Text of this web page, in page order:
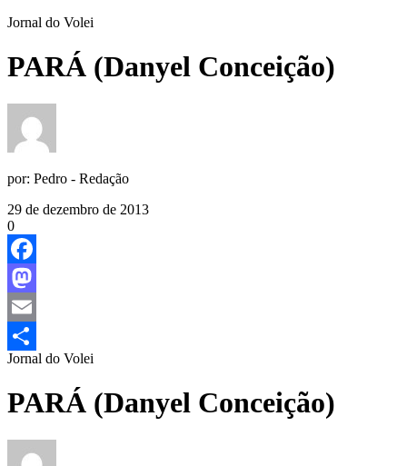
Jornal do Volei
PARÁ (Danyel Conceição)
por: Pedro - Redação
29 de dezembro de 2013
0
Facebook
Mastodon
Email
Share
Jornal do Volei
PARÁ (Danyel Conceição)